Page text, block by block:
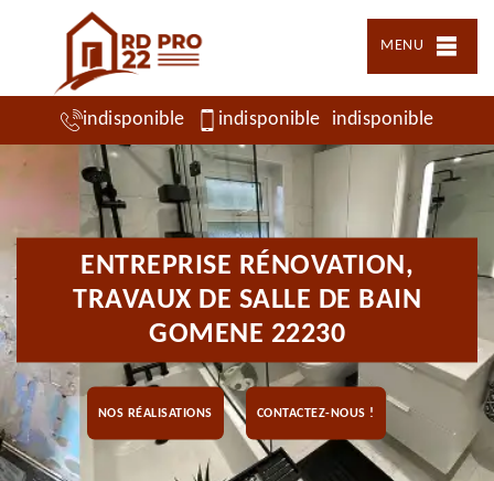
MENU
indisponible indisponible indisponible
ENTREPRISE RÉNOVATION,
TRAVAUX DE SALLE DE BAIN
GOMENE 22230
NOS RÉALISATIONS CONTACTEZ-NOUS !